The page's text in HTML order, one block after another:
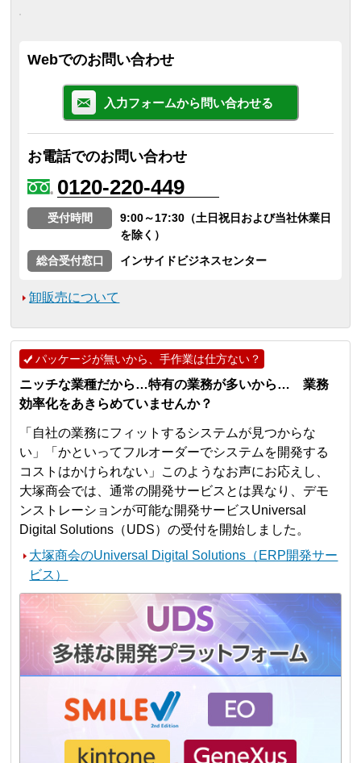
Webでのお問い合わせ
入力フォームから問い合わせる
お電話でのお問い合わせ
0120-220-449
受付時間
9:00～17:30（土日祝日および当社休業日
を除く）
総合受付窓口
インサイドビジネスセンター
卸販売について
パッケージが無いから、手作業は仕方ない？
ニッチな業種だから…特有の業務が多いから… 業務
効率化をあきらめていませんか？
「自社の業務にフィットするシステムが見つからな
い」「かといってフルオーダーでシステムを開発する
コストはかけられない」このようなお声にお応えし、
大塚商会では、通常の開発サービスとは異なり、デモ
ンストレーションが可能な開発サービスUniversal
Digital Solutions（UDS）の受付を開始しました。
大塚商会のUniversal Digital Solutions（ERP開発サー
ビス）